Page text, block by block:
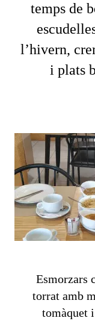
temps de
l’hivern,
i plats
Esmorzars
torrat amb
tomàquet